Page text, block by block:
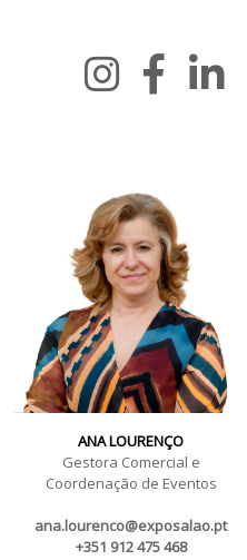
ANA LOURENÇO
Gestora Comercial e
Coordenação de Eventos
ana.lourenco@exposalao.pt
+351 912 475 468